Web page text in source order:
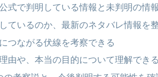
式で判明している情報と未判明の情
ているのか、最新のネタバレ情報を
つながる伏線を考察できる
由や、本当の目的について理解できる